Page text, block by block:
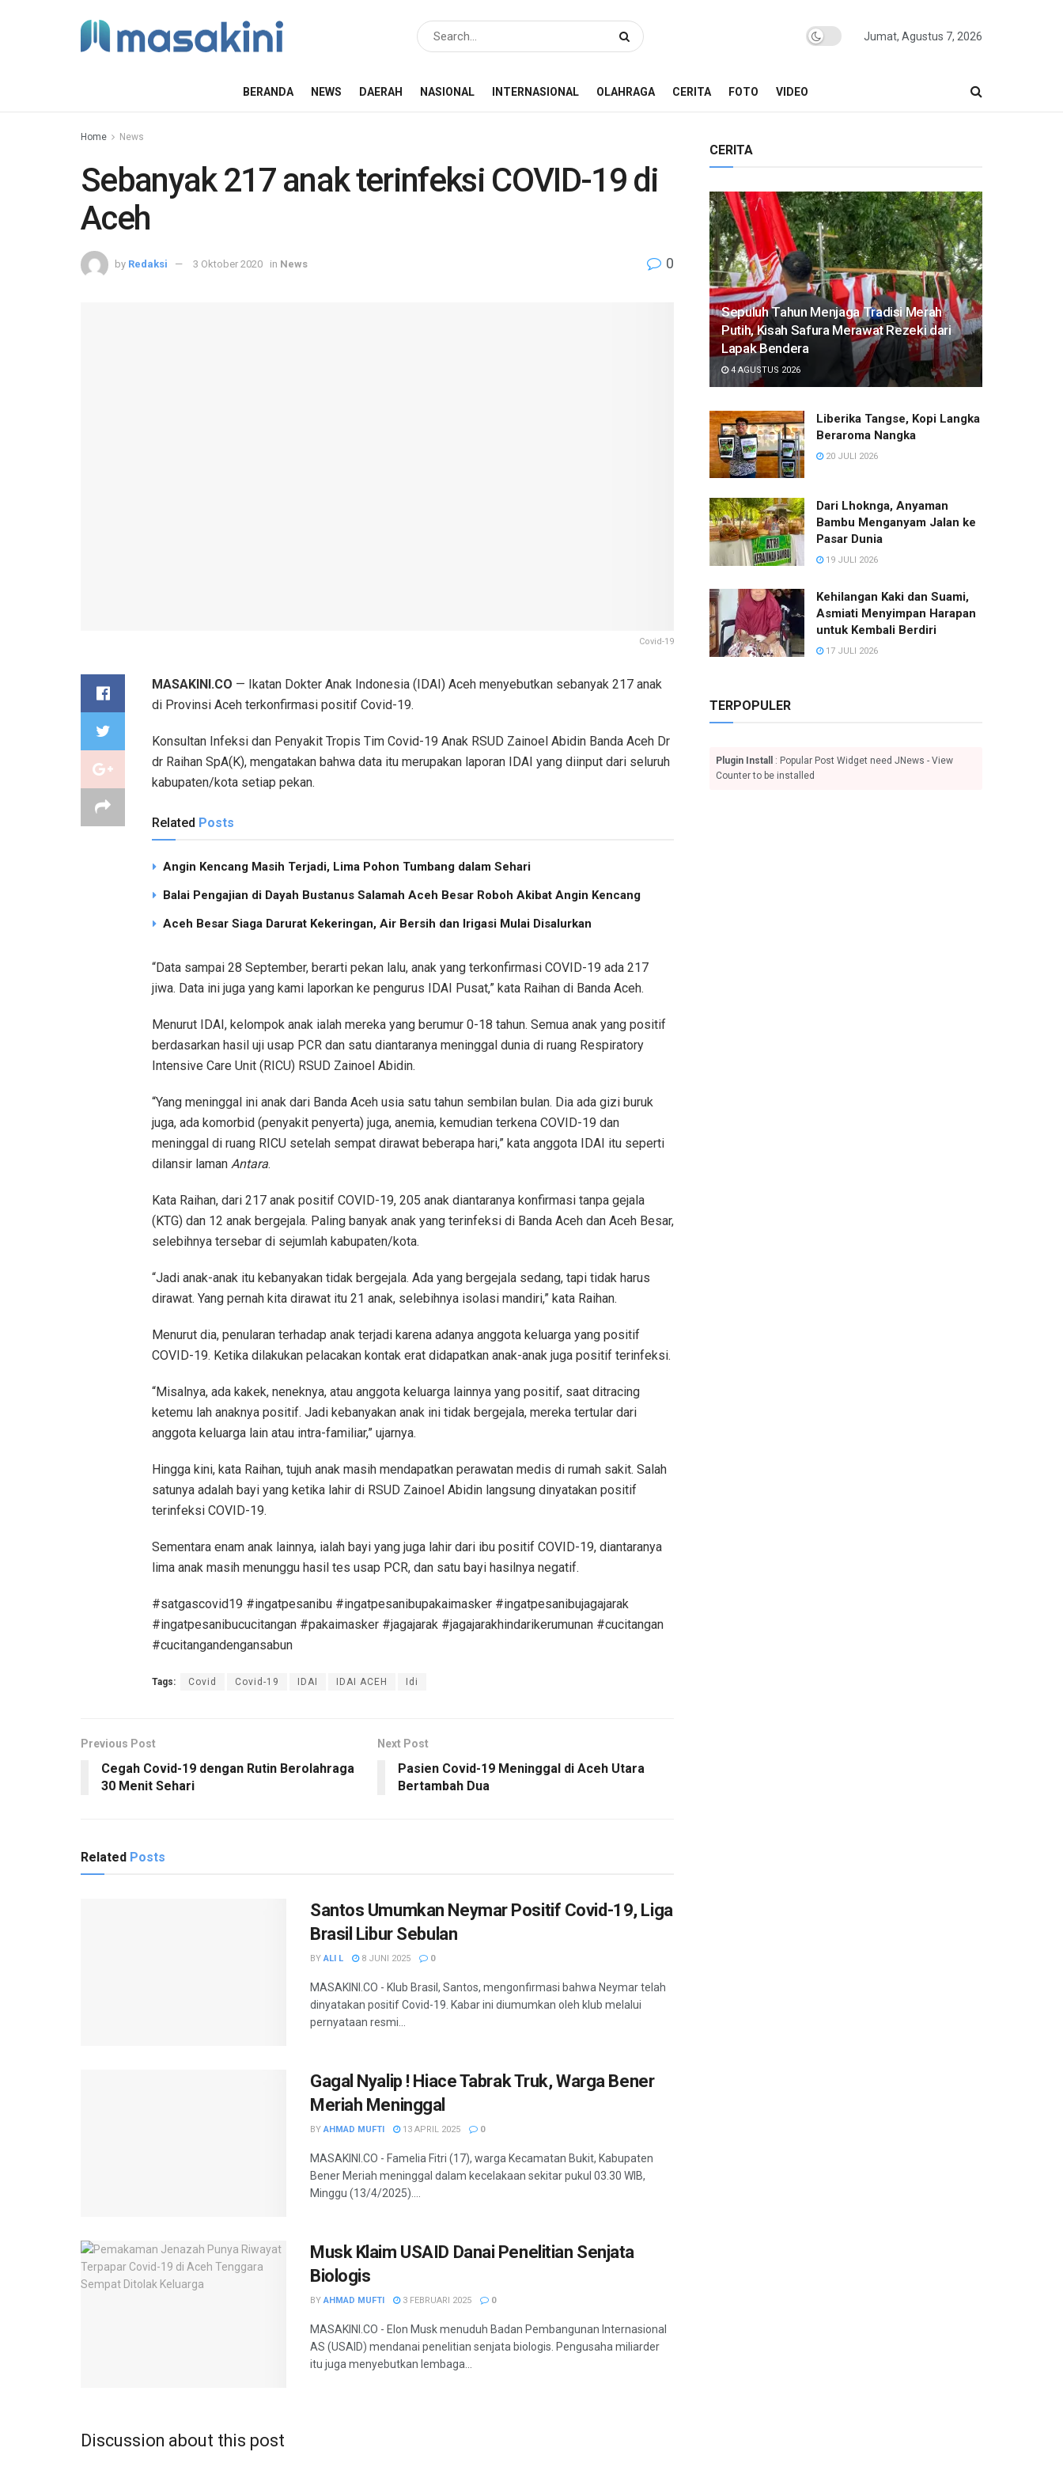
Jumat, Agustus 7, 2026
BERANDA NEWS DAERAH NASIONAL INTERNASIONAL OLAHRAGA CERITA FOTO VIDEO
Home News
Sebanyak 217 anak terinfeksi COVID-19 di
Aceh
by Redaksi 3 Oktober 2020 in News 0
Covid-19
MASAKINI.CO — Ikatan Dokter Anak Indonesia (IDAI) Aceh menyebutkan sebanyak 217 anak
di Provinsi Aceh terkonfirmasi positif Covid-19.
Konsultan Infeksi dan Penyakit Tropis Tim Covid-19 Anak RSUD Zainoel Abidin Banda Aceh Dr
dr Raihan SpA(K), mengatakan bahwa data itu merupakan laporan IDAI yang diinput dari seluruh
kabupaten/kota setiap pekan.
Related Posts
Angin Kencang Masih Terjadi, Lima Pohon Tumbang dalam Sehari
Balai Pengajian di Dayah Bustanus Salamah Aceh Besar Roboh Akibat Angin Kencang
Aceh Besar Siaga Darurat Kekeringan, Air Bersih dan Irigasi Mulai Disalurkan
“Data sampai 28 September, berarti pekan lalu, anak yang terkonfirmasi COVID-19 ada 217
jiwa. Data ini juga yang kami laporkan ke pengurus IDAI Pusat,” kata Raihan di Banda Aceh.
Menurut IDAI, kelompok anak ialah mereka yang berumur 0-18 tahun. Semua anak yang positif
berdasarkan hasil uji usap PCR dan satu diantaranya meninggal dunia di ruang Respiratory
Intensive Care Unit (RICU) RSUD Zainoel Abidin.
“Yang meninggal ini anak dari Banda Aceh usia satu tahun sembilan bulan. Dia ada gizi buruk
juga, ada komorbid (penyakit penyerta) juga, anemia, kemudian terkena COVID-19 dan
meninggal di ruang RICU setelah sempat dirawat beberapa hari,” kata anggota IDAI itu seperti
dilansir laman Antara.
Kata Raihan, dari 217 anak positif COVID-19, 205 anak diantaranya konfirmasi tanpa gejala
(KTG) dan 12 anak bergejala. Paling banyak anak yang terinfeksi di Banda Aceh dan Aceh Besar,
selebihnya tersebar di sejumlah kabupaten/kota.
“Jadi anak-anak itu kebanyakan tidak bergejala. Ada yang bergejala sedang, tapi tidak harus
dirawat. Yang pernah kita dirawat itu 21 anak, selebihnya isolasi mandiri,” kata Raihan.
Menurut dia, penularan terhadap anak terjadi karena adanya anggota keluarga yang positif
COVID-19. Ketika dilakukan pelacakan kontak erat didapatkan anak-anak juga positif terinfeksi.
“Misalnya, ada kakek, neneknya, atau anggota keluarga lainnya yang positif, saat ditracing
ketemu lah anaknya positif. Jadi kebanyakan anak ini tidak bergejala, mereka tertular dari
anggota keluarga lain atau intra-familiar,” ujarnya.
Hingga kini, kata Raihan, tujuh anak masih mendapatkan perawatan medis di rumah sakit. Salah
satunya adalah bayi yang ketika lahir di RSUD Zainoel Abidin langsung dinyatakan positif
terinfeksi COVID-19.
Sementara enam anak lainnya, ialah bayi yang juga lahir dari ibu positif COVID-19, diantaranya
lima anak masih menunggu hasil tes usap PCR, dan satu bayi hasilnya negatif.
#satgascovid19 #ingatpesanibu #ingatpesanibupakaimasker #ingatpesanibujagajarak
#ingatpesanibucucitangan #pakaimasker #jagajarak #jagajarakhindarikerumunan #cucitangan
#cucitangandengansabun
Tags: Covid Covid-19 IDAI IDAI ACEH Idi
Previous Post
Cegah Covid-19 dengan Rutin Berolahraga
30 Menit Sehari
Next Post
Pasien Covid-19 Meninggal di Aceh Utara
Bertambah Dua
Related Posts
Santos Umumkan Neymar Positif Covid-19, Liga
Brasil Libur Sebulan
BY ALI L 8 JUNI 2025 0
MASAKINI.CO - Klub Brasil, Santos, mengonfirmasi bahwa Neymar telah
dinyatakan positif Covid-19. Kabar ini diumumkan oleh klub melalui
pernyataan resmi...
Gagal Nyalip ! Hiace Tabrak Truk, Warga Bener
Meriah Meninggal
BY AHMAD MUFTI 13 APRIL 2025 0
MASAKINI.CO - Famelia Fitri (17), warga Kecamatan Bukit, Kabupaten
Bener Meriah meninggal dalam kecelakaan sekitar pukul 03.30 WIB,
Minggu (13/4/2025)....
Musk Klaim USAID Danai Penelitian Senjata
Biologis
BY AHMAD MUFTI 3 FEBRUARI 2025 0
MASAKINI.CO - Elon Musk menuduh Badan Pembangunan Internasional
AS (USAID) mendanai penelitian senjata biologis. Pengusaha miliarder
itu juga menyebutkan lembaga...
Discussion about this post
CERITA
Sepuluh Tahun Menjaga Tradisi Merah
Putih, Kisah Safura Merawat Rezeki dari
Lapak Bendera
4 AGUSTUS 2026
Liberika Tangse, Kopi Langka
Beraroma Nangka
20 JULI 2026
Dari Lhoknga, Anyaman
Bambu Menganyam Jalan ke
Pasar Dunia
19 JULI 2026
Kehilangan Kaki dan Suami,
Asmiati Menyimpan Harapan
untuk Kembali Berdiri
17 JULI 2026
TERPOPULER
Plugin Install
: Popular Post Widget need JNews - View
Counter to be installed